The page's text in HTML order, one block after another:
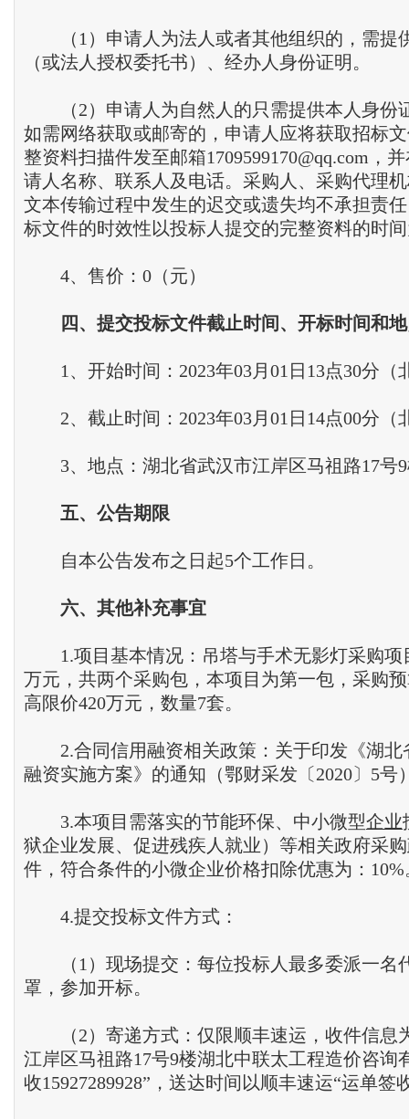
（1）申请人为法人或者其他组织的，需提
（或法人授权委托书）、经办人身份证明。
（2）申请人为自然人的只需提供本人身份
如需网络获取或邮寄的，申请人应将获取招标
整资料扫描件发至邮箱1709599170@qq.com，
请人名称、联系人及电话。采购人、采购代理
文本传输过程中发生的迟交或遗失均不承担责
标文件的时效性以投标人提交的完整资料的时
4、售价：0（元）
四 、 提交投标文件截止时间 、 开标时间和
1、开始时间：2023年03月01日13点30分（
2、截止时间：2023年03月01日14点00分（
3、地点：湖北省武汉市江岸区马祖路17号9
五、 公告期限
自本公告发布之日起5个工作日。
六、 其他补充事宜
1.项目基本情况：吊塔与手术无影灯采购项
万元，共两个采购包，本项目为第一包，采购
高限价420万元，数量7套。
2.合同信用融资相关政策：关于印发《湖北
融资实施方案》的通知（鄂财采发〔2020〕5号
3.本项目需落实的节能环保、中小微型企业
狱企业发展、促进残疾人就业）等相关政府采
件，符合条件的小微企业价格扣除优惠为：10%
4.提交投标文件方式：
（1）现场提交：每位投标人最多委派一名
罩，参加开标。
（2）寄递方式：仅限顺丰速运，收件信息
江岸区马祖路17号9楼湖北中联太工程造价咨询
收15927289928”，送达时间以顺丰速运“运单签